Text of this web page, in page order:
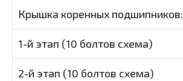
Крышка коренных подшипников:
1-й этап (10 болтов схема)
2-й этап (10 болтов схема)